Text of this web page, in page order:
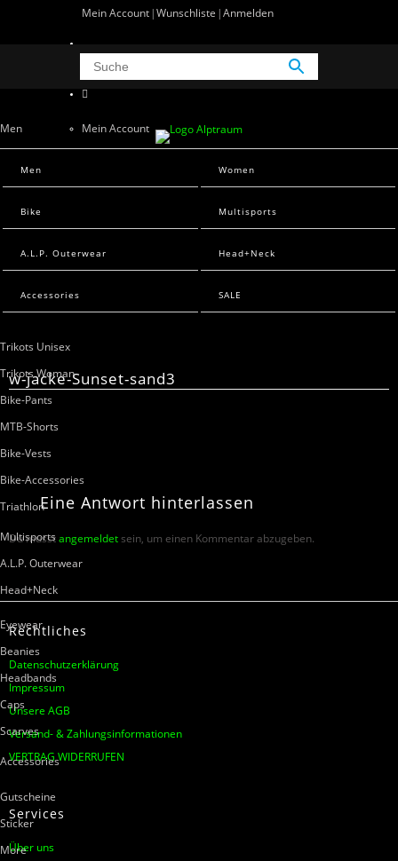
Mein Account Wunschliste Anmelden
Men
Men Sweats
Men T-Shirts
Women
Women Sweats
Bike
Trikots Unisex
Trikots Woman
Bike-Pants
MTB-Shorts
Bike-Vests
Bike-Accessories
Triathlon
Multisports
A.L.P. Outerwear
Head+Neck
Eyewear
Beanies
Headbands
Caps
Scarves
Accessories
Gutscheine
Sticker
More
Mein Account
Men Women
Bike Multisports
A.L.P. Outerwear Head+Neck
Accessories SALE
w-jacke-Sunset-sand3
Eine Antwort hinterlassen
Du musstangemeldetsein, um einen Kommentar abzugeben.
Rechtliches
Datenschutzerklärung
Impressum
Unsere AGB
Versand- & Zahlungsinformationen
VERTRAG WIDERRUFEN
Services
Über uns